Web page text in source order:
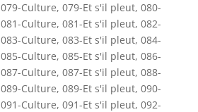
079-Culture, 079-Et s'il pleut, 080-
081-Culture, 081-Et s'il pleut, 082-
083-Culture, 083-Et s'il pleut, 084-
085-Culture, 085-Et s'il pleut, 086-
087-Culture, 087-Et s'il pleut, 088-
089-Culture, 089-Et s'il pleut, 090-
091-Culture, 091-Et s'il pleut, 092-